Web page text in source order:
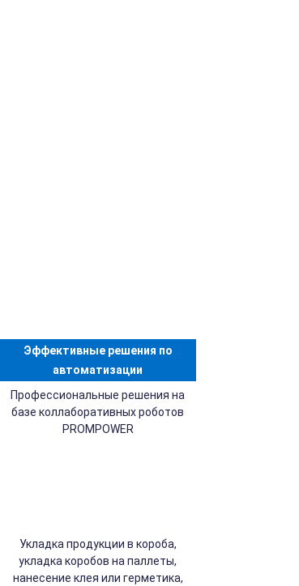
Эффективные решения по
автоматизации
Профессиональные решения на
базе коллаборативных роботов
PROMPOWER
Укладка продукции в короба,
укладка коробов на паллеты,
нанесение клея или герметика,